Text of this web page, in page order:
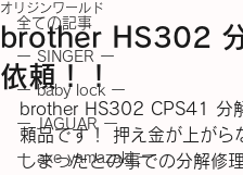
全ての記事
ー SINGER ー
ー baby lock ー
ー JAGUAR ー
ー axe yamazaki ー
brother HS302
依頼！！
オリジンワールド
brother HS302 CPS41 分
頼品です！ 押え金が上がら
しまったとの事での分解修